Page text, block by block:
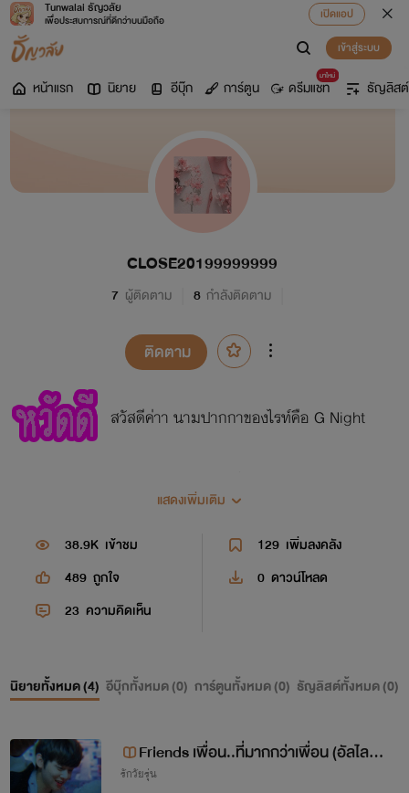
Tunwalai ธัญวลัย
เพื่อประสบการณ์ที่ดีกว่าบนมือถือ
เปิดแอป
เข้าสู่ระบบ
หน้าแรก นิยาย อีบุ๊ก การ์ตูน
มาใหม่
ดรีมแชท ธัญลิสต์
CLOSE20199999999
7 ผู้ติดตาม 8 กำลังติดตาม
ติดตาม
สวัสดีค่าา นามปากกาของไรท์คือ G Night
อัพนิยายทุกเรื่องให้จบไวๆนะคะ
อย่าลืมคิดถึงกันน่ะค่ะรักคนอ่านทุกคนและคนที่เข้ามาดูค่ะ^(^
แถมไรท์เป็นอาร์มี่ด้วยน้า ติ่งเกาหลีมา
แสดงเพิ่มเติม
38.9K เข้าชม 129 เพิ่มลงคลัง
489 ถูกใจ 0 ดาวน์โหลด
23 ความคิดเห็น
นิยายทั้งหมด (4) อีบุ๊กทั้งหมด (0) การ์ตูนทั้งหมด (0) ธัญลิสต์ทั้งหมด (0)
Friends เพื่อน..ที่มากกว่าเพื่อน (อัลไลน์&เ
ชลซี)
รักวัยรุ่น